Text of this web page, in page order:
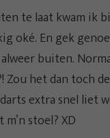
te laat kwam ik
oké. En gek
buiten.
Zou het dan toch
extra snel liet
stoel? XD